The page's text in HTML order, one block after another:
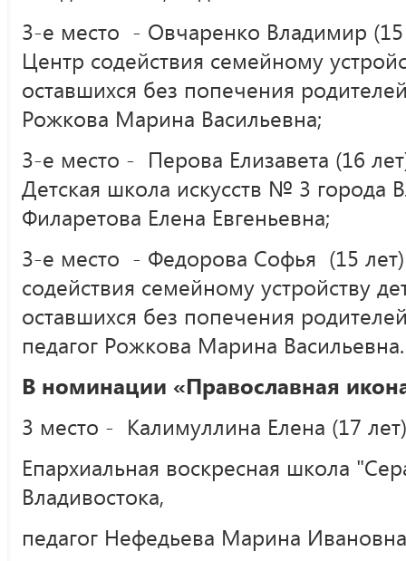
3-е место - Овчаренко Владимир
Центр содействия семейному
оставшихся без попечения
Рожкова Марина Васильевна;
3-е место - Перова Елизавета (16
Детская школа искусств № 3 города
Филаретова Елена Евгеньевна;
3-е место - Федорова Софья (15
содействия семейному устройству
оставшихся без попечения
педагог Рожкова Марина Васильевна.
В номинации «Православная
3 место - Калимуллина Елена (17
Епархиальная воскресная школа
Владивостока,
педагог Нефедьева Марина